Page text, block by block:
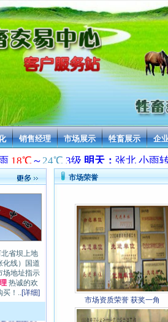
销售经理 市场展示 牲畜展示 企
省坝上地
化线）国道
场地址指示
热诚的欢
买！..[详细]
交易中心
市场荣誉
市场资质荣誉 获奖一角